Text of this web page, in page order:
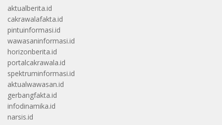
aktualberita.id
cakrawalafakta.id
pintuinformasi.id
wawasaninformasi.id
horizonberita.id
portalcakrawala.id
spektruminformasi.id
aktualwawasan.id
gerbangfakta.id
infodinamika.id
narsis.id